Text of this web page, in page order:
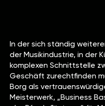
In der sich ständig
der Musikindustrie, in der
komplexen Schnittstelle
Geschäft zurechtfinden
Borg als
Meisterwerk, „Business